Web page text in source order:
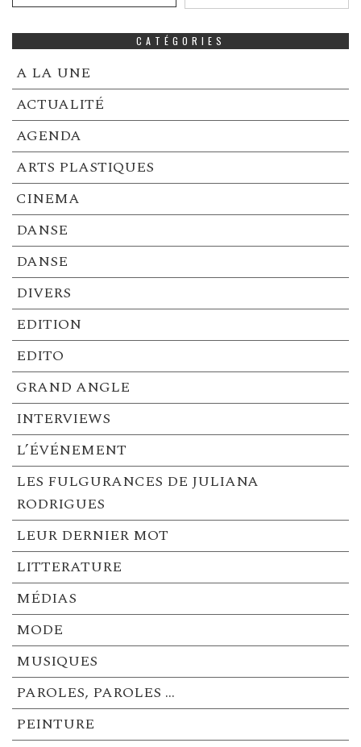
CATÉGORIES
A LA UNE
ACTUALITÉ
AGENDA
ARTS PLASTIQUES
CINEMA
DANSE
DANSE
DIVERS
EDITION
EDITO
GRAND ANGLE
INTERVIEWS
L’ÉVÉNEMENT
LES FULGURANCES DE JULIANA
RODRIGUES
LEUR DERNIER MOT
LITTERATURE
MÉDIAS
MODE
MUSIQUES
PAROLES, PAROLES …
PEINTURE